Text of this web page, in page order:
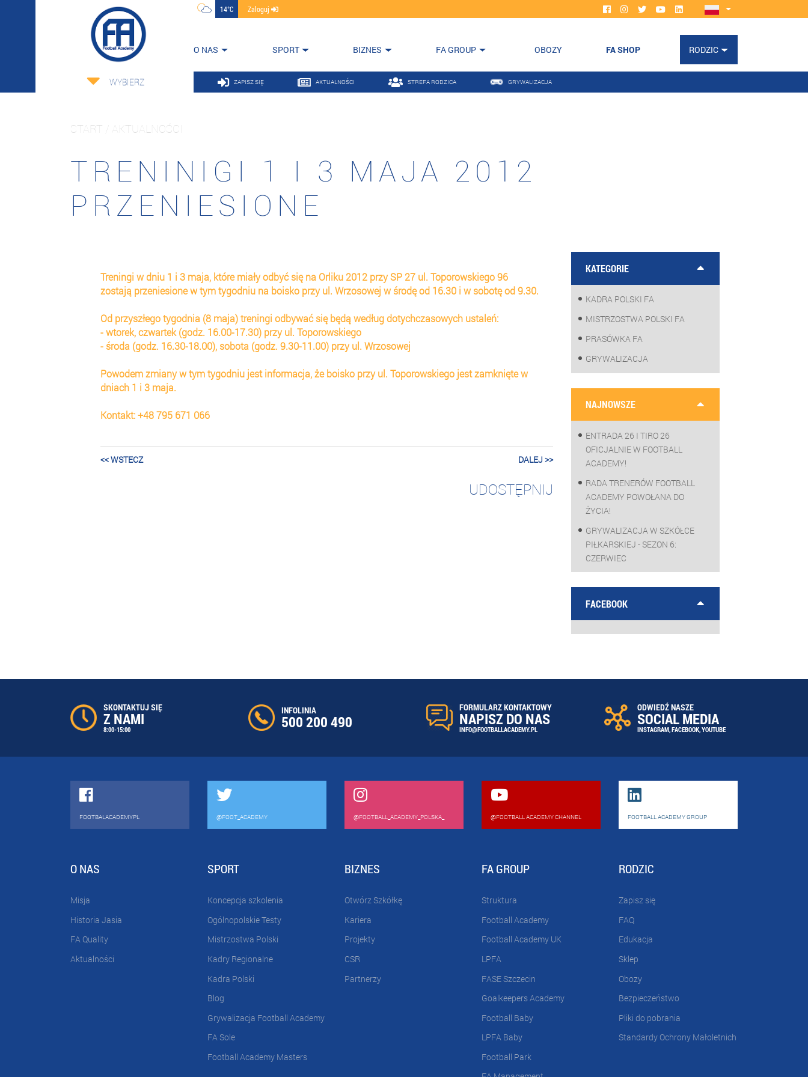
14°C Zaloguj
O NAS SPORT BIZNES FA GROUP OBOZY FA SHOP RODZIC
WYBIERZ ZAPISZ SIĘ AKTUALNOŚCI STREFA RODZICA GRYWALIZACJA
START / AKTUALNOŚCI
TRENINIGI 1 I 3 MAJA 2012
PRZENIESIONE
Treningi w dniu 1 i 3 maja, które miały odbyć się na Orliku 2012 przy SP 27 ul. Toporowskiego 96
zostają przeniesione w tym tygodniu na boisko przy ul. Wrzosowej w środę od 16.30 i w sobotę od 9.30.
Od przyszłego tygodnia (8 maja) treningi odbywać się będą według dotychczasowych ustaleń:
- wtorek, czwartek (godz. 16.00-17.30) przy ul. Toporowskiego
- środa (godz. 16.30-18.00), sobota (godz. 9.30-11.00) przy ul. Wrzosowej
Powodem zmiany w tym tygodniu jest informacja, że boisko przy ul. Toporowskiego jest zamknięte w
dniach 1 i 3 maja.
Kontakt: +48 795 671 066
<< WSTECZ DALEJ >>
UDOSTĘPNIJ
KATEGORIE
KADRA POLSKI FA
MISTRZOSTWA POLSKI FA
PRASÓWKA FA
GRYWALIZACJA
NAJNOWSZE
ENTRADA 26 I TIRO 26
OFICJALNIE W FOOTBALL
ACADEMY!
RADA TRENERÓW FOOTBALL
ACADEMY POWOŁANA DO
ŻYCIA!
GRYWALIZACJA W SZKÓŁCE
PIŁKARSKIEJ - SEZON 6:
CZERWIEC
FACEBOOK
SKONTAKTUJ SIĘ
Z NAMI
8:00-15:00
INFOLINIA
500 200 490
FORMULARZ KONTAKTOWY
NAPISZ DO NAS
INFO@FOOTBALLACADEMY.PL
ODWIEDŹ NASZE
SOCIAL MEDIA
INSTAGRAM,FACEBOOK,YOUTUBE
FOOTBALACADEMYPL @FOOT_ACADEMY @FOOTBALL_ACADEMY_POLSKA_ @FOOTBALL ACADEMY CHANNEL FOOTBALL ACADEMY GROUP
O NAS
Misja
Historia Jasia
FA Quality
Aktualności
SPORT
Koncepcja szkolenia
Ogólnopolskie Testy
Mistrzostwa Polski
Kadry Regionalne
Kadra Polski
Blog
Grywalizacja Football Academy
FA Sole
Football Academy Masters
BIZNES
Otwórz Szkółkę
Kariera
Projekty
CSR
Partnerzy
FA GROUP
Struktura
Football Academy
Football Academy UK
LPFA
FASE Szczecin
Goalkeepers Academy
Football Baby
LPFA Baby
Football Park
RODZIC
Zapisz się
FAQ
Edukacja
Sklep
Obozy
Bezpieczeństwo
Pliki do pobrania
Standardy Ochrony Małoletnich